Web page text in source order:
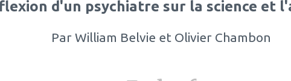
d'un psychiatre sur la science et
ParWilliam Belvie et Olivier Chambon